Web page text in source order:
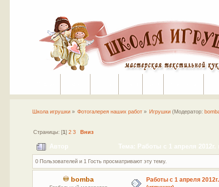
Школа игрушки» Фотогалерея наших работ » Игрушки (Модератор:
Страницы: [1 ] 2 3 Вниз
Автор Тема: Работы с 1 апреля
0 Пользователей и 1 Гость просматривают эту тему.
bomba
Работы с 1 апреля